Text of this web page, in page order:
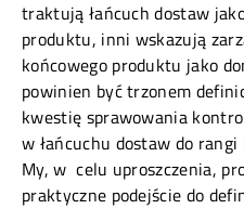
traktują łańcuch dostaw
produktu, inni wskazują
końcowego produktu jako
powinien być trzonem
kwestię sprawowania
w łańcuchu dostaw do
My, w celu uproszczenia,
praktyczne podejście do